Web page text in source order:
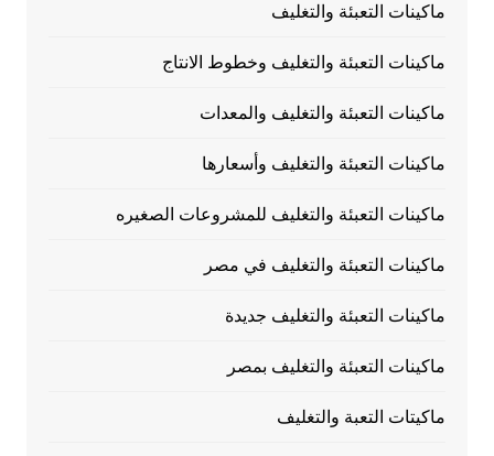
ماكينات التعبئة والتغليف
ماكينات التعبئة والتغليف وخطوط الانتاج
ماكينات التعبئة والتغليف والمعدات
ماكينات التعبئة والتغليف وأسعارها
ماكينات التعبئة والتغليف للمشروعات الصغيره
ماكينات التعبئة والتغليف في مصر
ماكينات التعبئة والتغليف جديدة
ماكينات التعبئة والتغليف بمصر
ماكيتات التعبة والتغليف